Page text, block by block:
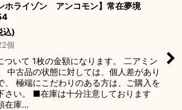
ンホライゾン アンコモン】常在夢境
込)
個
いて 1枚の金額になります。 二アミン
中古品の状態に対しては、個人差があり
、 極端にこだわりのある方は、ご購入を
さい。 ■在庫は十分注意しております
在庫…